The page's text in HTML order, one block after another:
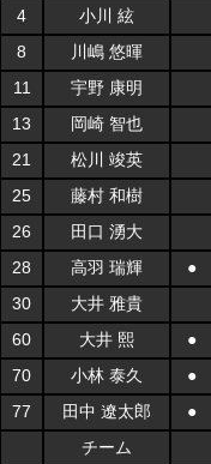
4
小川 絃
8
川嶋 悠暉
11
宇野 康明
13
岡崎 智也
21
松川 竣英
25
藤村 和樹
26
田口 湧大
28
高羽 瑞輝 ●
30
大井 雅貴
60
大井 熙 ●
70
小林 泰久 ●
77
田中 遼太郎 ●
チーム